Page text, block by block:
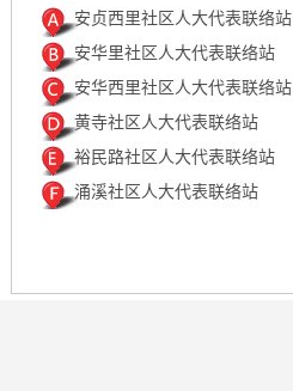
安贞西里社区人大代表联络站
安华里社区人大代表联络站
安华西里社区人大代表联络站
黄寺社区人大代表联络站
裕民路社区人大代表联络站
涌溪社区人大代表联络站